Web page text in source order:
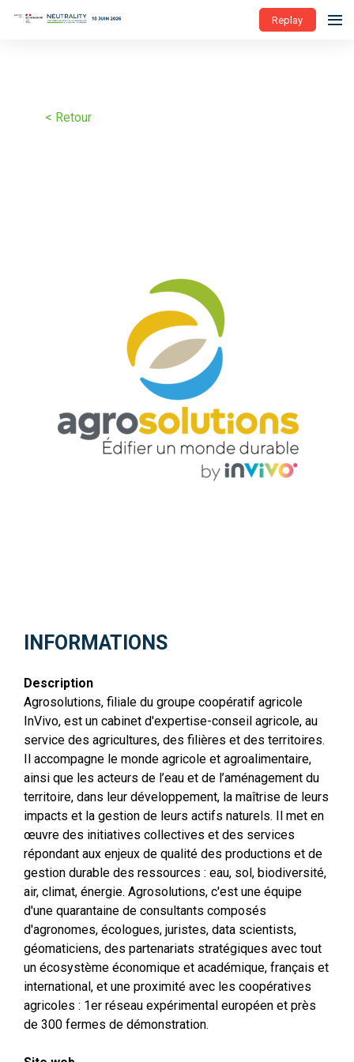
Replay
< Retour
INFORMATIONS
Description
Agrosolutions, filiale du groupe coopératif agricole
InVivo, est un cabinet d'expertise-conseil agricole, au
service des agricultures, des filières et des territoires.
Il accompagne le monde agricole et agroalimentaire,
ainsi que les acteurs de l’eau et de l’aménagement du
territoire, dans leur développement, la maîtrise de leurs
impacts et la gestion de leurs actifs naturels. Il met en
œuvre des initiatives collectives et des services
répondant aux enjeux de qualité des productions et de
gestion durable des ressources : eau, sol, biodiversité,
air, climat, énergie. Agrosolutions, c'est une équipe
d'une quarantaine de consultants composés
d'agronomes, écologues, juristes, data scientists,
géomaticiens, des partenariats stratégiques avec tout
un écosystème économique et académique, français et
international, et une proximité avec les coopératives
agricoles : 1er réseau expérimental européen et près
de 300 fermes de démonstration.